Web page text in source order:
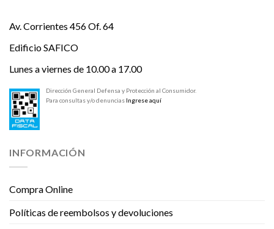
Av. Corrientes 456 Of. 64
Edificio SAFICO
Lunes a viernes de 10.00 a 17.00
Dirección General Defensa y Protección al Consumidor.
Para consultas y/o denuncias Ingrese aquí
INFORMACIÓN
Compra Online
Políticas de reembolsos y devoluciones